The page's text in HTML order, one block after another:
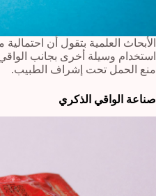
استخدام وسيلة أخرى بجانب
منع الحمل تحت إشراف الطبيب.
صناعة الواقي الذكري